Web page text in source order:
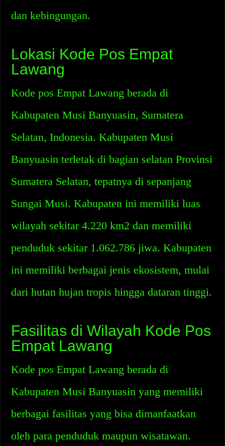
dan kebingungan.
Lokasi Kode Pos Empat
Lawang
Kode pos Empat Lawang berada di
Kabupaten Musi Banyuasin, Sumatera
Selatan, Indonesia. Kabupaten Musi
Banyuasin terletak di bagian selatan Provinsi
Sumatera Selatan, tepatnya di sepanjang
Sungai Musi. Kabupaten ini memiliki luas
wilayah sekitar 4.220 km2 dan memiliki
penduduk sekitar 1.062.786 jiwa. Kabupaten
ini memiliki berbagai jenis ekosistem, mulai
dari hutan hujan tropis hingga dataran tinggi.
Fasilitas di Wilayah Kode Pos
Empat Lawang
Kode pos Empat Lawang berada di
Kabupaten Musi Banyuasin yang memiliki
berbagai fasilitas yang bisa dimanfaatkan
oleh para penduduk maupun wisatawan.